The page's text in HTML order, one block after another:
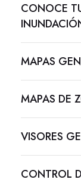
CONOCE
MAPAS
MAPAS DE
VISORES
CONTROL